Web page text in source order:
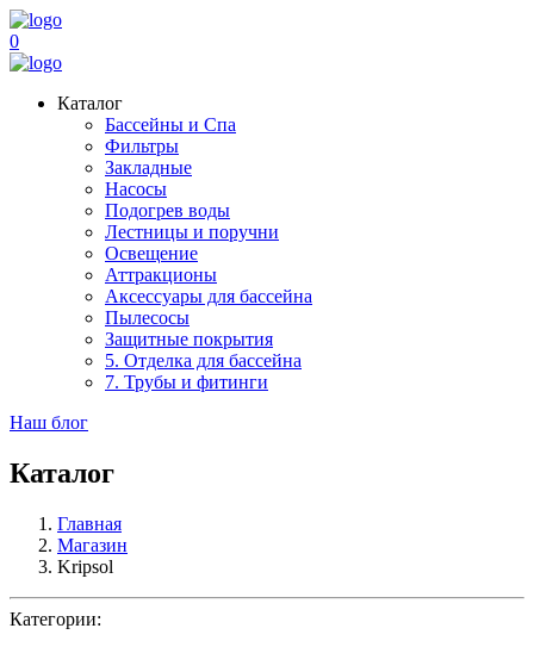
0
Каталог
Бассейны и Спа
Фильтры
Закладные
Насосы
Подогрев воды
Лестницы и поручни
Освещение
Аттракционы
Аксессуары для бассейна
Пылесосы
Защитные покрытия
5. Отделка для бассейна
7. Трубы и фитинги
Наш блог
Каталог
Главная
Магазин
Kripsol
Категории: